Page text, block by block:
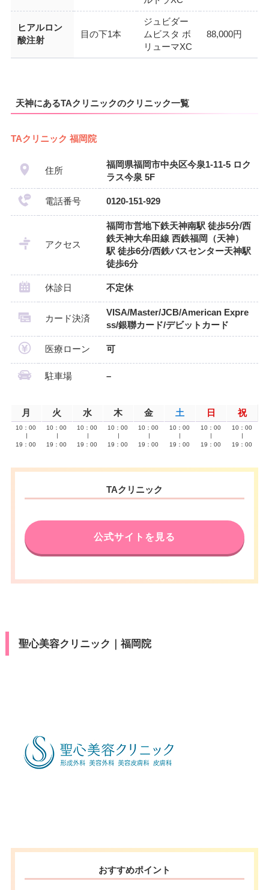
ヒアルロン
酸注射
目の下1本
ジュビダー
ムビスタ ボ
リューマXC
88,000円
天神にあるTAクリニックのクリニック一覧
TAクリニック 福岡院
住所
福岡県福岡市中央区今泉1-11-5 ロク
ラス今泉 5F
電話番号 0120-151-929
アクセス
福岡市営地下鉄天神南駅 徒歩5分/西
鉄天神大牟田線 西鉄福岡（天神）
駅 徒歩6分/西鉄バスセンター天神駅
徒歩6分
休診日 不定休
カード決済
VISA/Master/JCB/American Expre
ss/銀聯カード/デビットカード
医療ローン 可
駐車場 –
月 火 水 木 金 土 日 祝
10：00
19：00
10：00
19：00
10：00
19：00
10：00
19：00
10：00
19：00
10：00
19：00
10：00
19：00
10：00
19：00
TAクリニック
公式サイトを見る
聖心美容クリニック｜福岡院
おすすめポイント